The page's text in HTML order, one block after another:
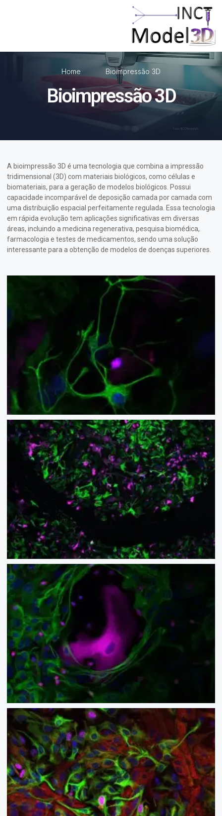
Home Bioimpressão 3D
Bioimpressão 3D
A bioimpressão 3D é uma tecnologia que combina a impressão
tridimensional (3D) com materiais biológicos, como células e
biomateriais, para a geração de modelos biológicos. Possui
capacidade incomparável de deposição camada por camada com
uma distribuição espacial perfeitamente regulada. Essa tecnologia
em rápida evolução tem aplicações significativas em diversas
áreas, incluindo a medicina regenerativa, pesquisa biomédica,
farmacologia e testes de medicamentos, sendo uma solução
interessante para a obtenção de modelos de doenças superiores.